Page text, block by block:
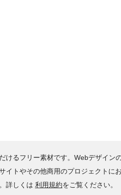
けるフリー素材です。Webデザイン
トやその他商用のプロジェクトに
詳しくは 利用規約をご覧ください。